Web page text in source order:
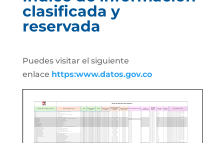
clasificada y
reservada
Puedes visitar el siguiente
enlace https:www.datos.gov.co